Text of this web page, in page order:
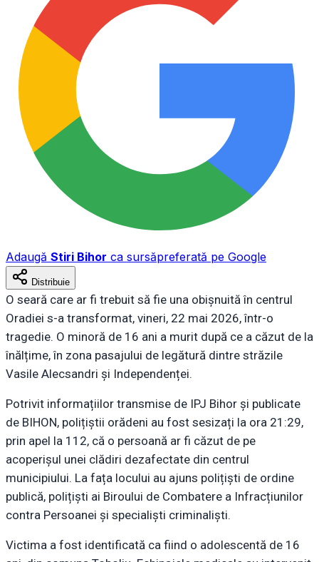
Adaugă Stiri Bihor ca sursăpreferată pe Google
Distribuie
O seară care ar fi trebuit să fie una obișnuită în centrul
Oradiei s-a transformat, vineri, 22 mai 2026, într-o
tragedie. O minoră de 16 ani a murit după ce a căzut de la
înălțime, în zona pasajului de legătură dintre străzile
Vasile Alecsandri și Independenței.
Potrivit informațiilor transmise de IPJ Bihor și publicate
de BIHON, polițiștii orădeni au fost sesizați la ora 21:29,
prin apel la 112, că o persoană ar fi căzut de pe
acoperișul unei clădiri dezafectate din centrul
municipiului. La fața locului au ajuns polițiști de ordine
publică, polițiști ai Biroului de Combatere a Infracțiunilor
contra Persoanei și specialiști criminaliști.
Victima a fost identificată ca fiind o adolescentă de 16